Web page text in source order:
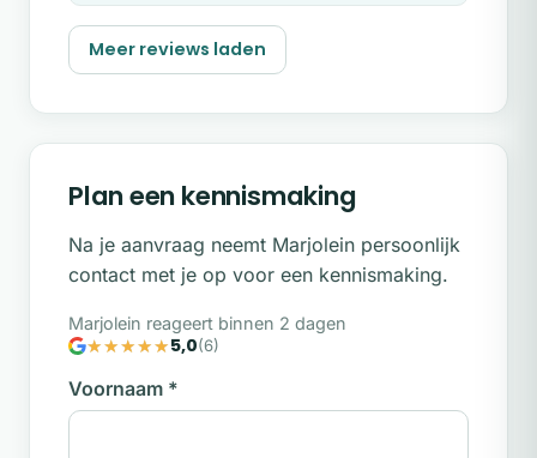
Meer reviews laden
Plan een kennismaking
Na je aanvraag neemt Marjolein persoonlijk
contact met je op voor een kennismaking.
Marjolein reageert binnen 2 dagen
5,0(6)
Voornaam *